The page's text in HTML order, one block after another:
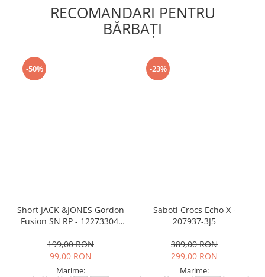
RECOMANDARI PENTRU
BĂRBAŢI
-50%
Short JACK &JONES Gordon
Fusion SN RP - 12273304-
199,00 RON
99,00 RON
Marime:
-23%
Saboti Crocs Echo X -
207937-3J5
389,00 RON
299,00 RON
Marime: